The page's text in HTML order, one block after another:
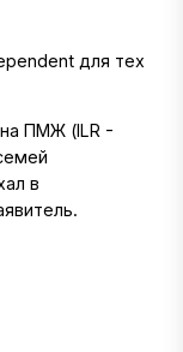
для тех
ПМЖ (ILR -
в